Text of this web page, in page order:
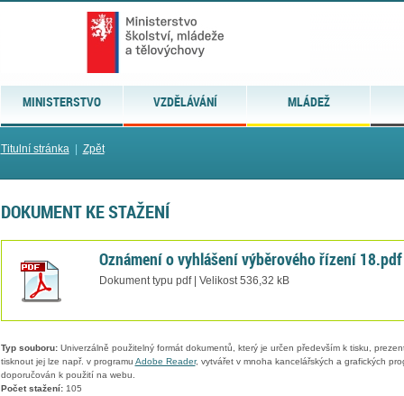
MINISTERSTVO VZDĚLÁVÁNÍ MLÁDEŽ
Titulní stránka| Zpět
DOKUMENT KE STAŽENÍ
Oznámení o vyhlášení výběrového řízení 18.pdf
Dokument typu pdf | Velikost 536,32 kB
Typ souboru:Univerzálně použitelný formát dokumentů, který je určen především k tisku,
tisknout jej lze např. v programu Adobe Reader, vytvářet v mnoha kancelářských a grafických
doporučován k použití na webu.
Počet stažení:105